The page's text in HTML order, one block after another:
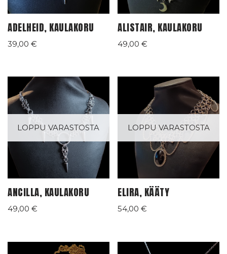
ADELHEID, KAULAKORU
39,00 €
ALISTAIR, KAULAKORU
49,00€
LOPPU VARASTOSTA
ANCILLA, KAULAKORU
49,00 €
LOPPU VARASTOSTA
ELIRA, KÄÄTY
54,00€